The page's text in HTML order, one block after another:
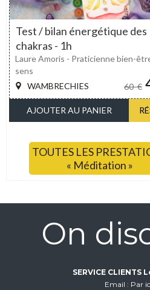
Test / bilan énergétique des
chakras - 1h
60€
WAMBRECHIES
Laure Amoris - Praticienne bien-
sens
AJOUTER AU PANIER
TOUTES LES
« Méditation »
On
SERVICE CLIENTS
Email
Par